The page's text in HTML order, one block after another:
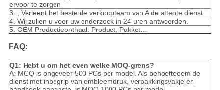
ervoor te zorgen
3. , Verleent het beste de verkoopteam van A de attente dienst
4. Wij zullen u voor uw onderzoek in 24 uren antwoorden.
5. OEM Productieonthaal: Product, Pakket…
FAQ:
Q1: Hebt u om het even welke MOQ-grens?
A: MOQ is ongeveer 500 PCs per model. Als behoefteoem de
dienst met inbegrip van embleemdruk, verpakkingsvakje en